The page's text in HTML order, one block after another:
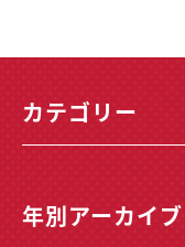
カテゴリー
年別アーカイブ